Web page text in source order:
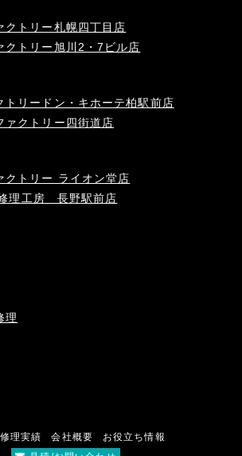
クトリー札幌四丁目店
クトリー旭川2・7ビル店
トリードン・キホーテ柏駅前店
ァクトリー四街道店
クトリー ライオン堂店
理工房 長野駅前店
理
修理実績 会社概要
お役立ち情報